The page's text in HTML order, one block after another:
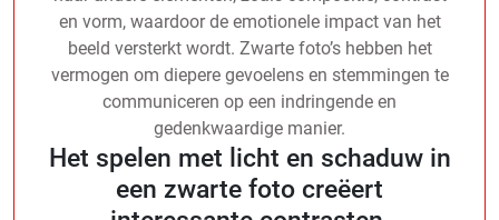
en vorm, waardoor de emotionele impact van het
beeld versterkt wordt. Zwarte foto’s hebben het
vermogen om diepere gevoelens en stemmingen te
communiceren op een indringende en
gedenkwaardige manier.
Het spelen met licht en schaduw in
een zwarte foto creëert